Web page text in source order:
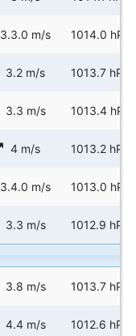
3.3.0 m/s 1014.0 hPa
3.2 m/s 1013.7 hPa
3.3 m/s 1013.4 hPa
4 m/s 1013.2 hPa
3.4.0 m/s 1013.0 hPa
3.3 m/s 1012.9 hPa
3.8 m/s 1013.7 hPa
4.4 m/s 1012.6 hPa